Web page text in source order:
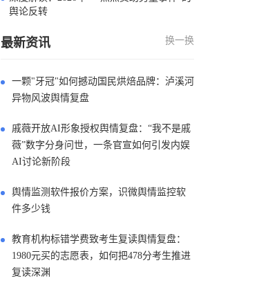
舆论反转
最新资讯 换一换
一颗"牙冠"如何撼动国民烘焙品牌：泸溪河
异物风波舆情复盘
戚薇开放AI形象授权舆情复盘：“我不是戚
薇”数字分身问世，一条官宣如何引发内娱
AI讨论新阶段
舆情监测软件报价方案，识微舆情监控软
件多少钱
教育机构标错学费致考生复读舆情复盘：
1980元买的志愿表，如何把478分考生推进
复读深渊